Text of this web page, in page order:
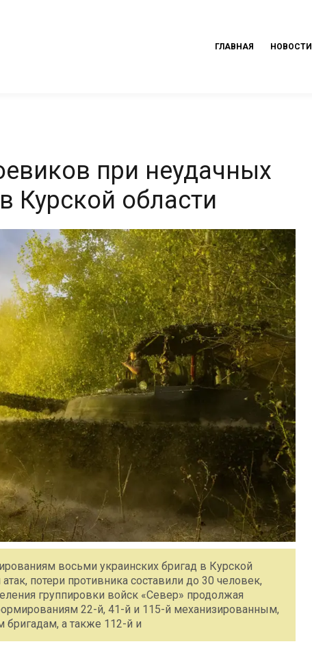
ГЛАВНАЯ НОВОСТИ
при неудачных
Курской области
восьми украинских бригад в Курской
потери противника составили до 30 человек,
группировки войск «Север» продолжая
22-й, 41-й и 115-й механизированным,
а также 112-й и